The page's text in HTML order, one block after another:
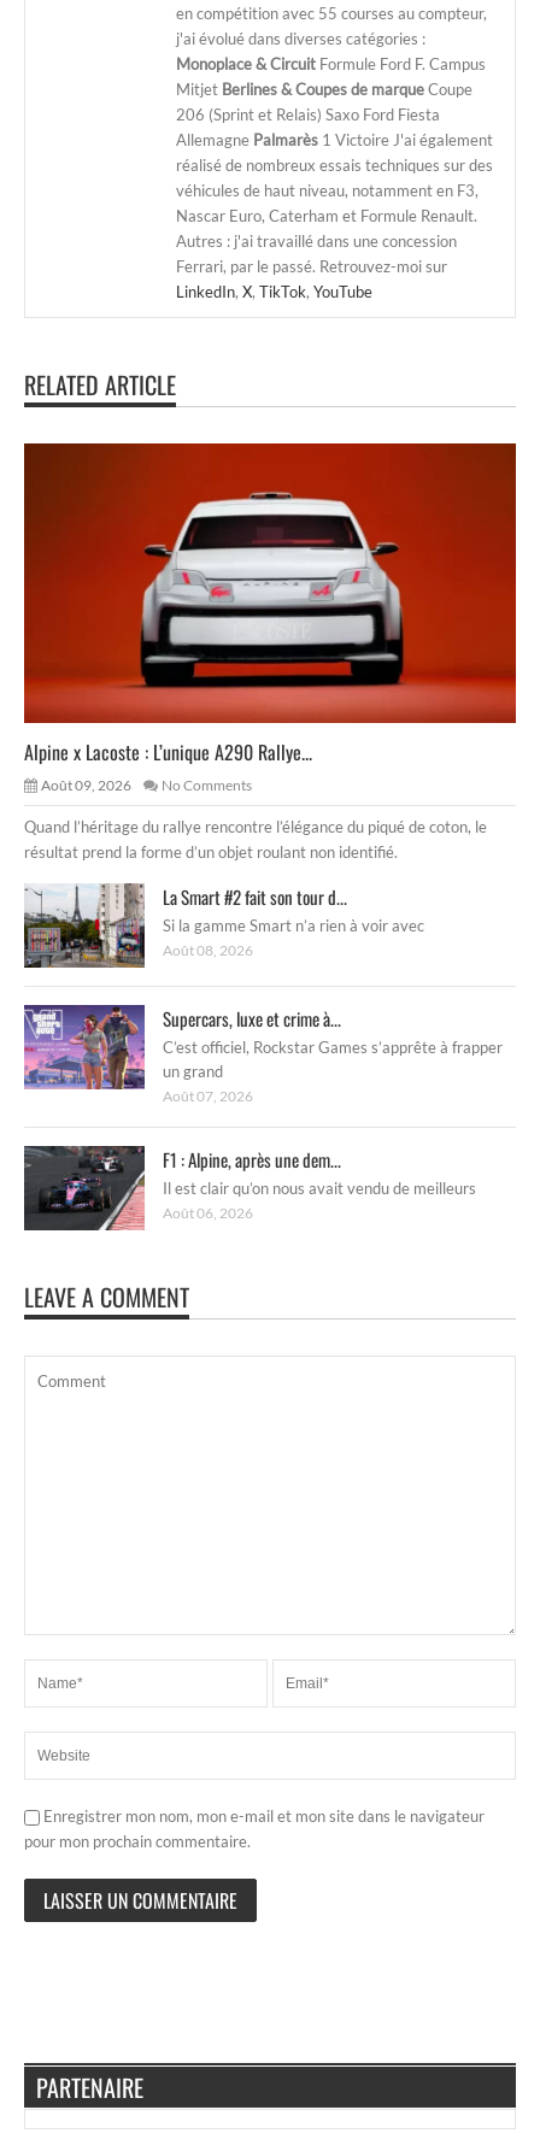
en compétition avec 55 courses au compteur,
j'ai évolué dans diverses catégories :
Monoplace & Circuit Formule Ford F. Campus
Mitjet Berlines & Coupes de marqueCoupe
206 (Sprint et Relais) Saxo Ford Fiesta
Allemagne Palmarès 1 Victoire J'ai également
réalisé de nombreux essais techniques sur des
véhicules de haut niveau, notamment en F3,
Nascar Euro, Caterham et Formule Renault.
Autres : j'ai travaillé dans une concession
Ferrari, par le passé. Retrouvez-moi sur
LinkedIn, X, TikTok, YouTube
RELATED ARTICLE
Alpine x Lacoste : L’unique A290 Rallye...
Août 09, 2026 No Comments
Quand l’héritage du rallye rencontre l’élégance du piqué de coton, le
résultat prend la forme d’un objet roulant non identifié.
La Smart #2 fait son tour d...
Si la gamme Smart n’a rien à voir avec
Août 08, 2026
Supercars, luxe et crime à...
C’est officiel, Rockstar Games s’apprête à frapper
un grand
Août 07, 2026
F1 : Alpine, après une dem...
Il est clair qu’on nous avait vendu de meilleurs
Août 06, 2026
LEAVE A COMMENT
Enregistrer mon nom, mon e-mail et mon site dans le navigateur
pour mon prochain commentaire.
PARTENAIRE